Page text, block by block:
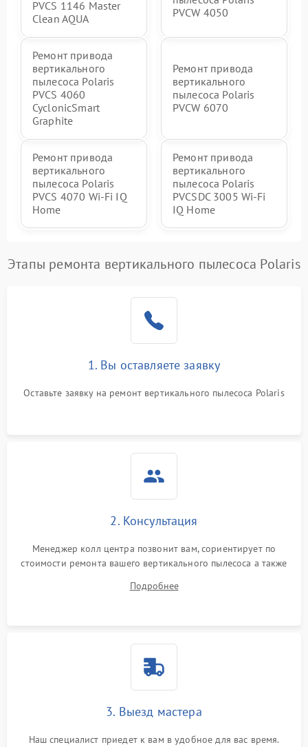
PVCS 1146 Master
Clean AQUA
PVCW 4050
Ремонт привода
вертикального
пылесоса Polaris
PVCS 4060
CyclonicSmart
Graphite
Ремонт привода
вертикального
пылесоса Polaris
PVCW 6070
Ремонт привода
вертикального
пылесоса Polaris
PVCS 4070 Wi-Fi IQ
Home
Ремонт привода
вертикального
пылесоса Polaris
PVCSDC 3005 Wi-Fi
IQ Home
Этапы ремонта вертикального пылесоса Polaris
1. Вы оставляете заявку
Оставьте заявку на ремонт вертикального пылесоса Polaris
2. Консультация
Менеджер колл центра позвонит вам, сориентирует по
стоимости ремонта вашего вертикального пылесоса а также
Подробнее
3. Выезд мастера
Наш специалист приедет к вам в удобное для вас время.